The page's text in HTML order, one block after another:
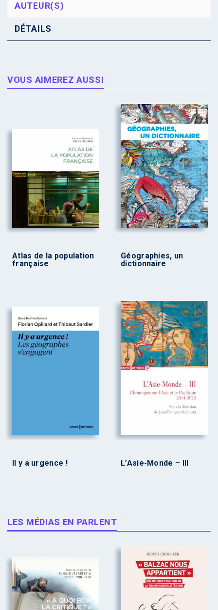
AUTEUR(S)
DÉTAILS
VOUS AIMEREZ AUSSI
Atlas de la population
française
Géographies, un
dictionnaire
Il y a urgence ! L’Asie-Monde – III
LES MÉDIAS EN PARLENT